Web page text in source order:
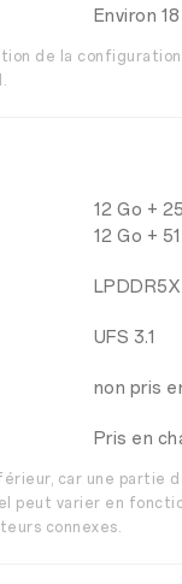
Environ
de la
12 Go +
12 Go +
LPDDR5X
UFS 3.1
non pris
Pris en
car une partie
peut varier en
connexes.